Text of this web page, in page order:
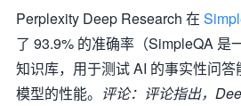
Perplexity Deep Research 在
了 93.9% 的准确率（SimpleQA 是
知识库，用于测试 AI 的事实性问
模型的性能。 评论：评论指出，